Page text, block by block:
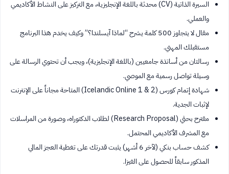
السيرة الذاتية (CV) محدثة باللغة الإنجليزية، مع التركيز على النشاط الأكاديمي
والعملي.
مقال لا يتجاوز 500 كلمة يشرح “لماذا آيسلندا؟” وكيف يخدم هذا البرنامج
مستقبلك المهني.
رسالتان من أساتذة جامعيين (باللغة الإنجليزية)، ويجب أن تحتوي الرسالة على
وسيلة تواصل رسمية مع الموصي.
شهادة إتمام كورس (Icelandic Online 1 & 2) المتاحة مجاناً على الإنترنت
لإثبات الجدية.
مقترح بحثي (Research Proposal) لطلاب الدكتوراه، وصورة من المراسلات
مع المشرف الأكاديمي المحتمل.
كشف حساب بنكي (لآخر 6 أشهر) يثبت قدرتك على تغطية العجز المالي
المذكور سابقاً للحصول على الفيزا.